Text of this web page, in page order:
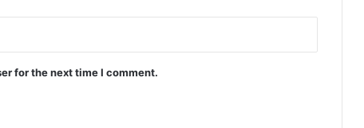
for the next time I comment.